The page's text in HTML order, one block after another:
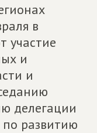
в
участие
и
и
делегации
развитию